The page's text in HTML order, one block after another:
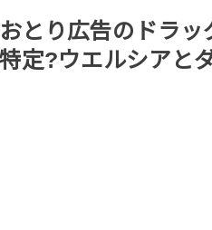
とり広告のドラ
定?ウエルシアと